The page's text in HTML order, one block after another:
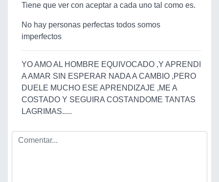
Tiene que ver con aceptar a cada uno tal como es.
No hay personas perfectas todos somos
imperfectos
YO AMO AL HOMBRE EQUIVOCADO ,Y APRENDI
A AMAR SIN ESPERAR NADA A CAMBIO ,PERO
DUELE MUCHO ESE APRENDIZAJE ,ME A
COSTADO Y SEGUIRA COSTANDOME TANTAS
LAGRIMAS.....